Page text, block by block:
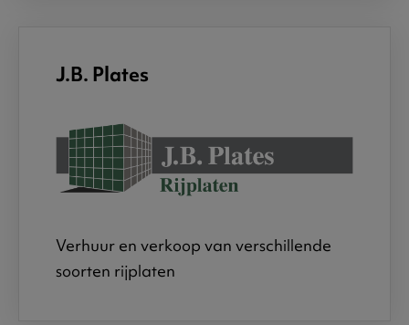
J.B. Plates
Verhuur en verkoop van verschillende
soorten rijplaten